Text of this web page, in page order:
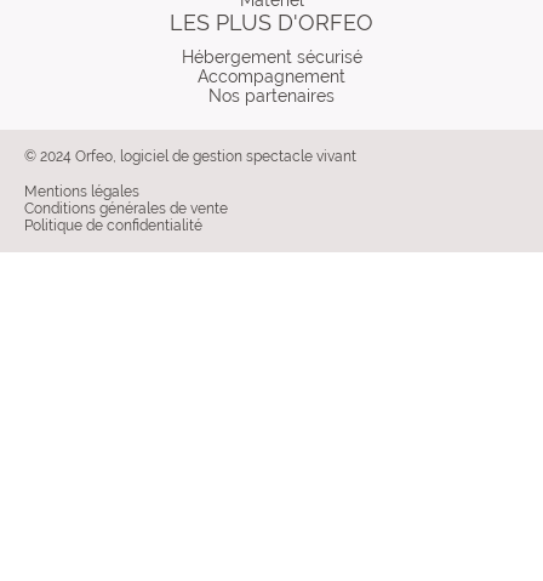
LES PLUS D'ORFEO
Hébergement sécurisé
Accompagnement
Nos partenaires
© 2024 Orfeo, logiciel de gestion spectacle vivant
Mentions légales
Conditions générales de vente
Politique de confidentialité